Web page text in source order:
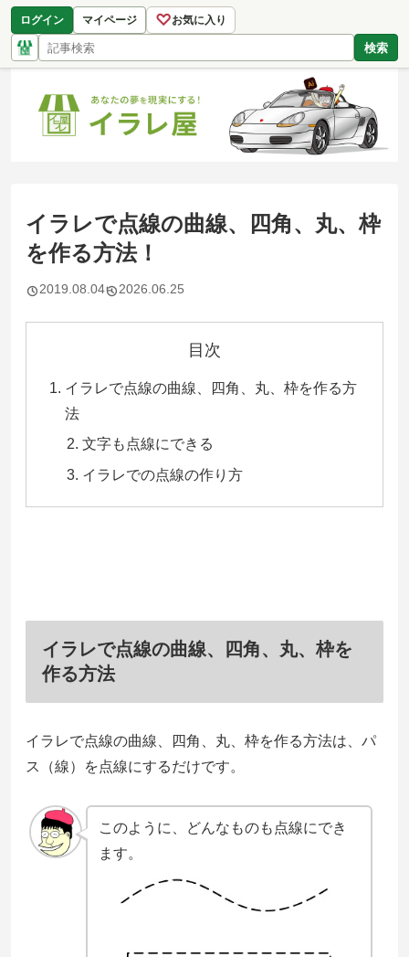
ログイン マイページ ♡お気に入り
検索
イラレで点線の曲線、四角、丸、枠
を作る方法！
2019.08.04 2026.06.25
目次
イラレで点線の曲線、四角、丸、枠を作る方
法
文字も点線にできる
イラレでの点線の作り方
イラレで点線の曲線、四角、丸、枠を
作る方法
イラレで点線の曲線、四角、丸、枠を作る方法は、パ
ス（線）を点線にするだけです。
このように、どんなものも点線にでき
ます。